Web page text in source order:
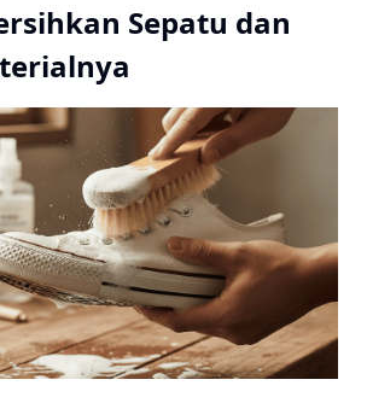
Sepatu dan